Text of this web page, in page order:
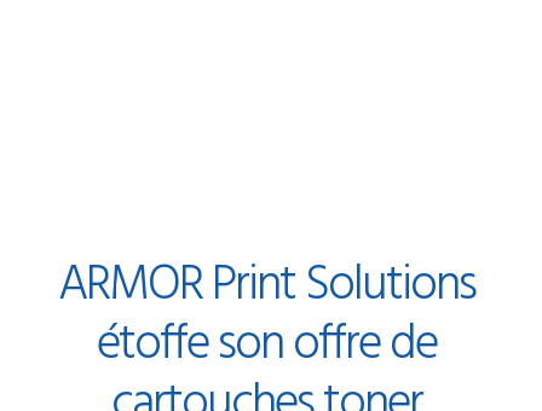
ARMORPrintSolutions
étoffesonoffrede